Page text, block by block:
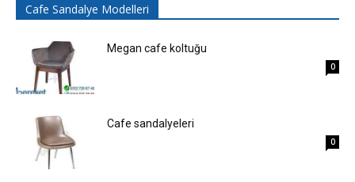
Cafe Sandalye Modelleri
Megan cafe koltuğu
0
Cafe sandalyeleri
0